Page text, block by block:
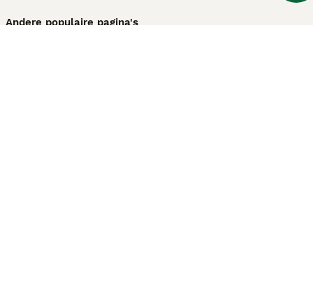
Andere populaire pagina's